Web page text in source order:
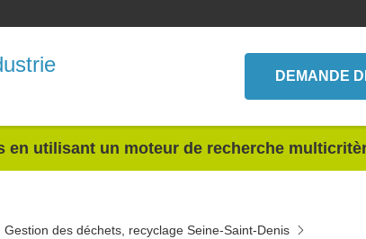
DEMANDE
en utilisant un moteur de recherche
Gestion des déchets, recyclage Seine-Saint-Denis